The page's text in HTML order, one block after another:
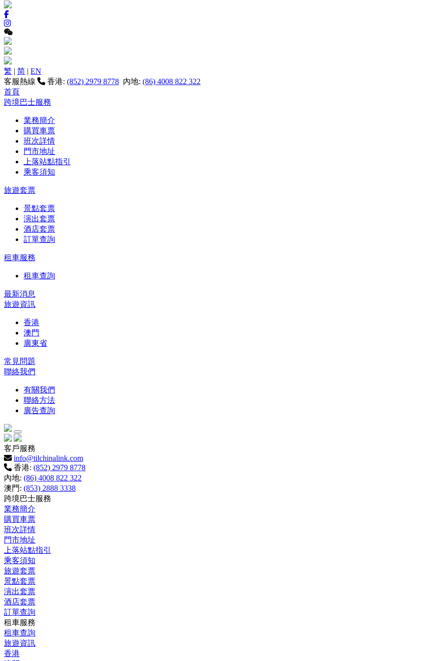
繁 | 简 | EN
客服熱線
香港: (852) 2979 8778 內地: (86) 4008 822 322
首頁
跨境巴士服務
業務簡介
購買車票
班次詳情
門市地址
上落站點指引
乘客須知
旅遊套票
景點套票
演出套票
酒店套票
訂單查詢
租車服務
租車查詢
最新消息
旅遊資訊
香港
澳門
廣東省
常見問題
聯絡我們
有關我們
聯絡方法
廣告查詢
客戶服務
info@tilchinalink.com
香港: (852) 2979 8778
內地: (86) 4008 822 322
澳門: (853) 2888 3338
跨境巴士服務
業務簡介
購買車票
班次詳情
門市地址
上落站點指引
乘客須知
旅遊套票
景點套票
演出套票
酒店套票
訂單查詢
租車服務
租車查詢
旅遊資訊
香港